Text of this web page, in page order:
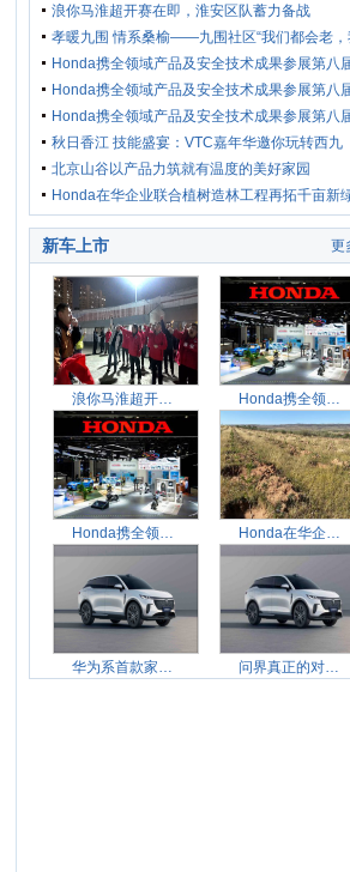
保养
军人就
浪你马淮超开赛在即，淮安区队蓄力备战
孝暖九围 情系桑榆——九围社区“我们都会老，
都
Honda携全领域产品及安全技术成果参展第八
口博览
Honda携全领域产品及安全技术成果参展第八
口博览
Honda携全领域产品及安全技术成果参展第八
口博览
秋日香江 技能盛宴：VTC嘉年华邀你玩转西九
北京山谷以产品力筑就有温度的美好家园
Honda在华企业联合植树造林工程再拓千亩新
新车上市 更
浪你马淮超开赛在即，淮 Honda携全领域产品及安
Honda携全领域产品及安 Honda在华企业联合植树
华为系首款家用纯电SUV 问界真正的对手来了！岚